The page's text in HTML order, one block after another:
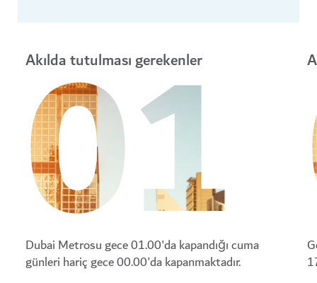
Akılda tutulması gerekenler
01
Dubai Metrosu gece 01.00'da kapandığı cuma
günleri hariç gece 00.00'da kapanmaktadır.